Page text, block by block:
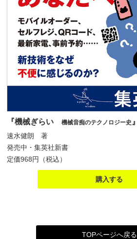
『機械ぎらい 機械音痴のテクノロジー史 』
速水健朗 著
発売中・集英社新書
定価968円（税込）
購入する
TOPページへ戻る